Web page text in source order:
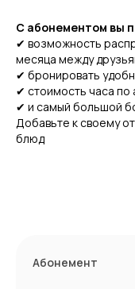
С абонементом вы
✔ возможность
месяца между
✔ бронировать
✔ стоимость часа по
✔ и самый большой
Добавьте к своему
блюд
Абонемент